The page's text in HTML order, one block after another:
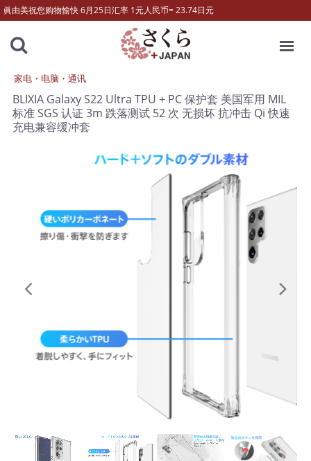
眞由美祝您购物愉快 6月25日汇率 1元人民币= 23.74日元
家电・电脑・通讯
BLIXIA Galaxy S22 Ultra TPU + PC 保护套 美国军用 MIL
标准 SGS 认证 3m 跌落测试 52 次 无损坏 抗冲击 Qi 快速
充电兼容缓冲套